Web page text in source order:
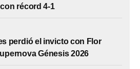
récord 4-1
perdió el invicto con Flor
Génesis 2026